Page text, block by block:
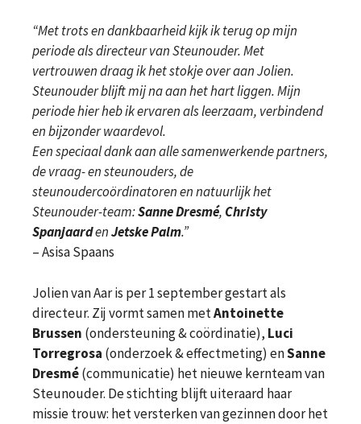
“Met trots en dankbaarheid kijk ik terug op mijn
periode als directeur van Steunouder. Met
vertrouwen draag ik het stokje over aan Jolien.
Steunouder blijft mij na aan het hart liggen. Mijn
periode hier heb ik ervaren als leerzaam, verbindend
en bijzonder waardevol.
Een speciaal dank aan alle samenwerkende partners,
de vraag- en steunouders, de
steunoudercoördinatoren en natuurlijk het
Steunouder-team:Sanne Dresmé, Christy
SpanjaardenJetske Palm.”
– Asisa Spaans
Jolien van Aar is per 1 september gestart als
directeur. Zij vormt samen metAntoinette
Brussen (ondersteuning & coördinatie), Luci
Torregrosa (onderzoek & effectmeting) enSanne
Dresmé(communicatie) het nieuwe kernteam van
Steunouder. De stichting blijft uiteraard haar
missie trouw: het versterken van gezinnen door het